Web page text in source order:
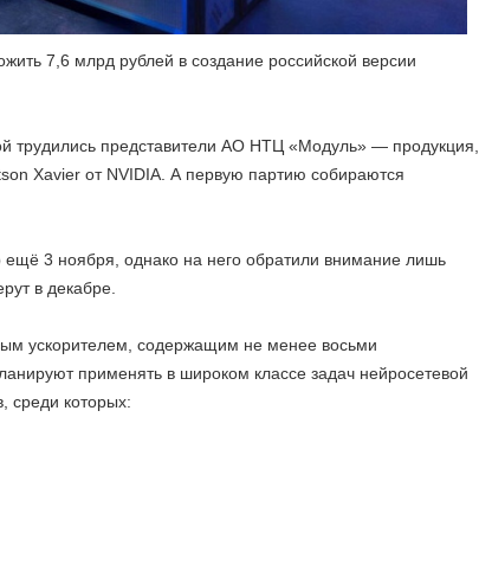
7,6 млрд рублей в создание российской версии
трудились представители АО НТЦ «Модуль» — продукция,
Xavier от NVIDIA. А первую партию собираются
3 ноября, однако на него обратили внимание лишь
в декабре.
ускорителем, содержащим не менее восьми
применять в широком классе задач нейросетевой
среди которых: